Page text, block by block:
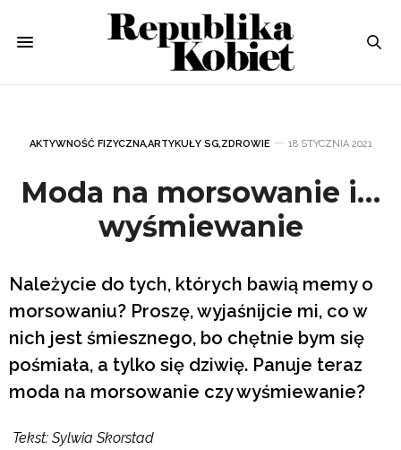
AKTYWNOŚĆ FIZYCZNA,ARTYKUŁY SG,ZDROWIE 18 STYCZNIA 2021
Moda na morsowanie i…
wyśmiewanie
Należycie do tych, których bawią memy o
morsowaniu? Proszę, wyjaśnijcie mi, co w
nich jest śmiesznego, bo chętnie bym się
pośmiała, a tylko się dziwię. Panuje teraz
moda na morsowanie czy wyśmiewanie?
Tekst: Sylwia Skorstad